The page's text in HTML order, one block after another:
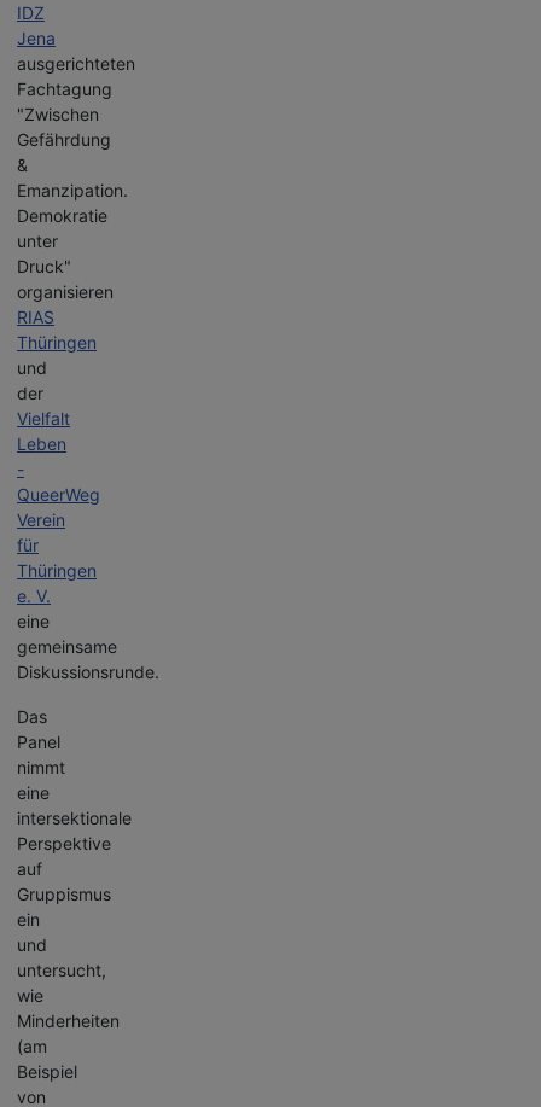
IDZ
Jena
ausgerichteten
Fachtagung
"Zwischen
Gefährdung
&
Emanzipation.
Demokratie
unter
Druck"
organisieren
RIAS
Thüringen
und
der
Vielfalt
Leben
-
QueerWeg
Verein
für
Thüringen
e. V.
eine
gemeinsame
Diskussionsrunde.
Das
Panel
nimmt
eine
intersektionale
Perspektive
auf
Gruppismus
ein
und
untersucht,
wie
Minderheiten
(am
Beispiel
von